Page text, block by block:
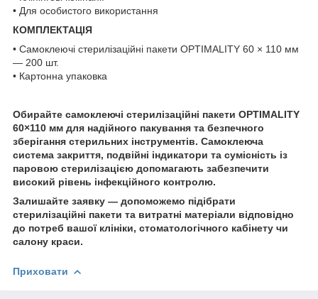
• Для особистого використання
КОМПЛЕКТАЦІЯ
• Самоклеючі стерилізаційні пакети OPTIMALITY 60 × 110 мм
— 200 шт.
• Картонна упаковка
Обирайте самоклеючі стерилізаційні пакети OPTIMALITY
60×110 мм для надійного пакування та безпечного
зберігання стерильних інструментів. Самоклеюча
система закриття, подвійні індикатори та сумісність із
паровою стерилізацією допомагають забезпечити
високий рівень інфекційного контролю.
Залишайте заявку — допоможемо підібрати
стерилізаційні пакети та витратні матеріали відповідно
до потреб вашої клініки, стоматологічного кабінету чи
салону краси.
Приховати